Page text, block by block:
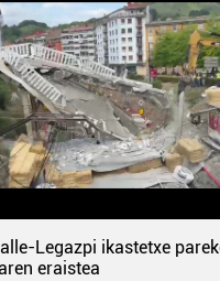
Legazpi ikastetxe
eraistea